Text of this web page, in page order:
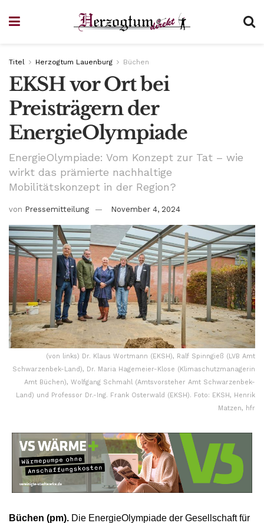
Titel Herzogtum Lauenburg Büchen
EKSH vor Ort bei
Preisträgern der
EnergieOlympiade
EnergieOlympiade: Vom Konzept zur Tat – wie
wirkt das prämierte nachhaltige
Mobilitätskonzept in der Region?
von Pressemitteilung November 4, 2024
(von links) Dr. Klaus Wortmann (EKSH), Ralf Spinngieß (LVB Amt
Schwarzenbek-Land), Dr. Maria Hagemeier-Klose (Klimaschutzmanagerin
Amt Büchen), Wolfgang Schmahl (Amtsvorsteher Amt Schwarzenbek-
Land) und Professor Dr.-Ing. Frank Osterwald (EKSH). Foto: EKSH, Henrik
Matzen, hfr
Büchen (pm). Die EnergieOlympiade der Gesellschaft für